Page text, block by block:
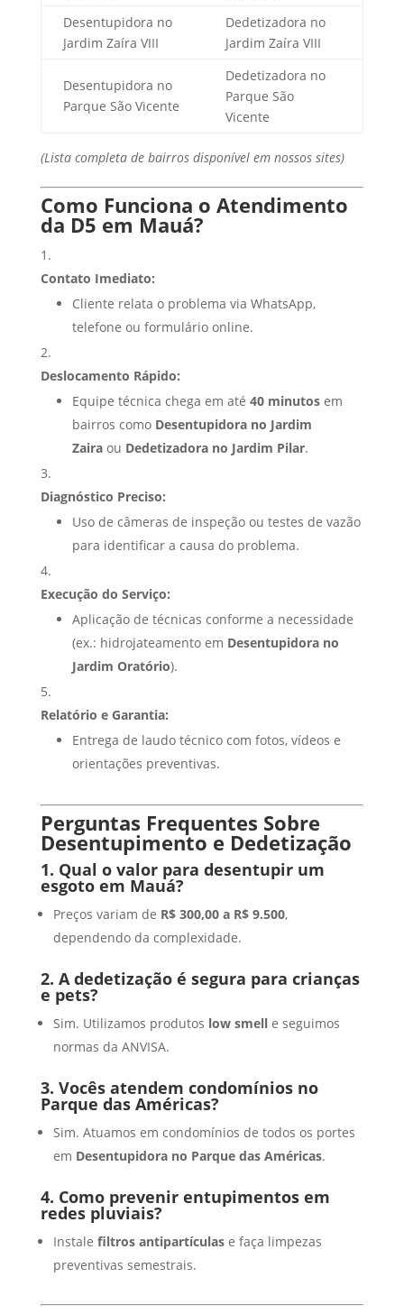
Desentupidora no
Jardim Zaíra VIII
Dedetizadora no
Jardim Zaíra VIII
Desentupidora no
Parque São Vicente
Dedetizadora no
Parque São
Vicente
(Lista completa de bairros disponível em nossos sites)
Como Funciona o Atendimento
da D5 em Mauá?
Contato Imediato:
Cliente relata o problema via WhatsApp,
telefone ou formulário online.
Deslocamento Rápido:
Equipe técnica chega em até 40 minutosem
bairros como Desentupidora no Jardim
Zairaou Dedetizadora no Jardim Pilar.
Diagnóstico Preciso:
Uso de câmeras de inspeção ou testes de vazão
para identificar a causa do problema.
Execução do Serviço:
Aplicação de técnicas conforme a necessidade
(ex.: hidrojateamento em Desentupidora no
Jardim Oratório).
Relatório e Garantia:
Entrega de laudo técnico com fotos, vídeos e
orientações preventivas.
Perguntas Frequentes Sobre
Desentupimento e Dedetização
1. Qual o valor para desentupir um
esgoto em Mauá?
Preços variam de R$ 300,00 a R$ 9.500,
dependendo da complexidade.
2. A dedetização é segura para crianças
e pets?
Sim. Utilizamos produtos low smelle seguimos
normas da ANVISA.
3. Vocês atendem condomínios no
Parque das Américas?
Sim. Atuamos em condomínios de todos os portes
em Desentupidora no Parque das Américas.
4. Como prevenir entupimentos em
redes pluviais?
Instale filtros antipartículase faça limpezas
preventivas semestrais.